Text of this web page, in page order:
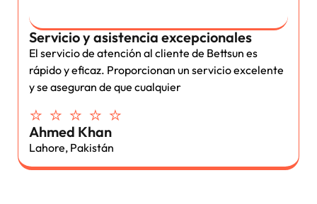
Servicio y asistencia excepcionales
El servicio de atención al cliente de Bettsun es
rápido y eficaz. Proporcionan un servicio excelente
y se aseguran de que cualquier
⭐ ⭐ ⭐ ⭐ ⭐
Ahmed Khan
Lahore, Pakistán